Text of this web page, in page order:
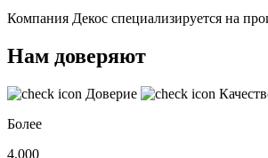
Компания Декос специализируется на
Нам доверяют
Доверие
Более
4,000